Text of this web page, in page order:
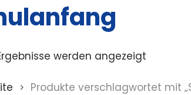
werden angezeigt
Produkte verschlagwortet mit